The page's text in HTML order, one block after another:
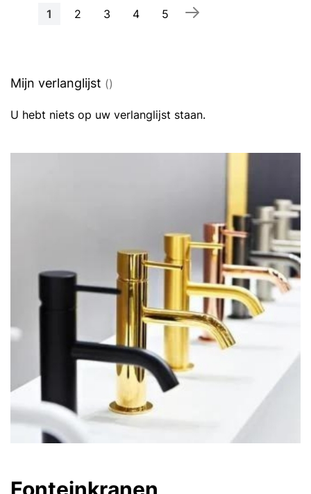
Pagina
U
pagina
1 Pagina
2 Pagina
3 Pagina
4 Pagina
5
Mijn verlanglijst
U hebt niets op uw verlanglijst staan.